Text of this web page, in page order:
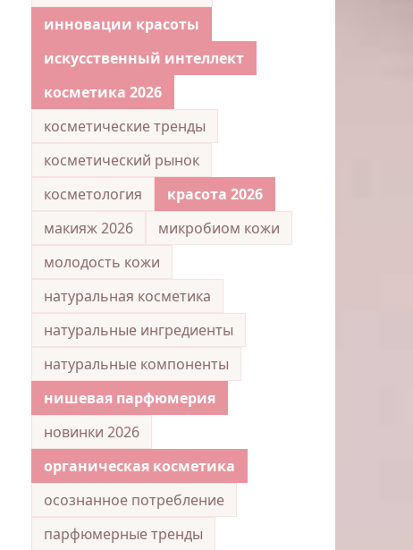
инновации красоты
искусственный интеллект
косметика 2026
косметические тренды
косметический рынок
косметология
красота 2026
макияж 2026
микробиом кожи
молодость кожи
натуральная косметика
натуральные ингредиенты
натуральные компоненты
нишевая парфюмерия
новинки 2026
органическая косметика
осознанное потребление
парфюмерные тренды